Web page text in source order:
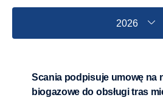
2026
Scania podpisuje umowę na
biogazowe do obsługi tras